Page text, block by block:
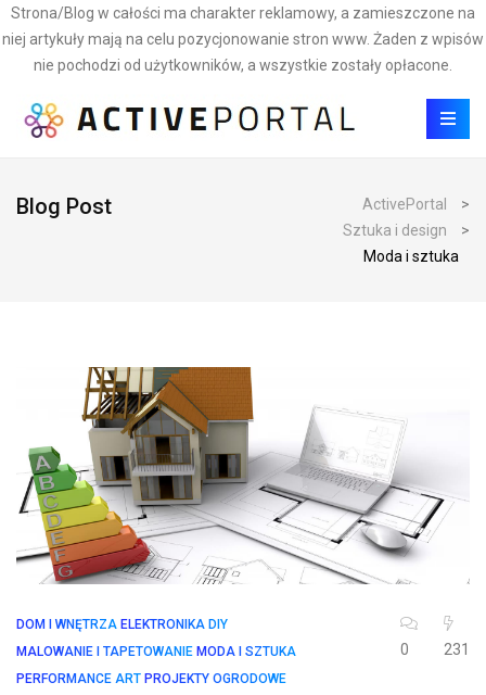
Strona/Blog w całości ma charakter reklamowy, a zamieszczone na
niej artykuły mają na celu pozycjonowanie stron www. Żaden z wpisów
nie pochodzi od użytkowników, a wszystkie zostały opłacone.
Blog Post ActivePortal
>
Sztuka i design
>
Moda i sztuka
DOM I WNĘTRZA ELEKTRONIKA DIY
MALOWANIE I TAPETOWANIE MODA I SZTUKA
PERFORMANCE ART PROJEKTY OGRODOWE
0 231